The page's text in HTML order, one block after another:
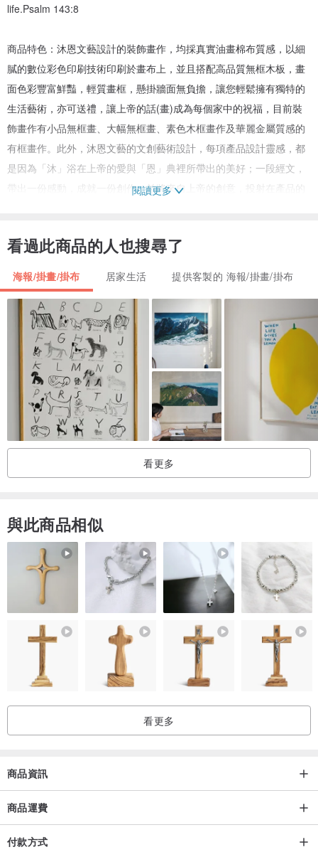
life.Psalm 143:8
商品特色：沐恩文藝設計的裝飾畫作，均採真實油畫棉布質感，以細
膩的數位彩色印刷技術印刷於畫布上，並且搭配高品質無框木板，畫
面色彩豐富鮮豔，輕質畫框，懸掛牆面無負擔，讓您輕鬆擁有獨特的
生活藝術，亦可送禮，讓上帝的話(畫)成為每個家中的祝福，目前裝
飾畫作有小品無框畫、大幅無框畫、素色木框畫作及華麗金屬質感的
有框畫作。此外，沐恩文藝的文創藝術設計，每項產品設計靈感，都
是因為「沐」浴在上帝的愛與「恩」典裡所帶出的美好；一段經文，
帶出一份感動，成就一份創作，並將來自上帝的創意，投射在產品的
遞，讓人心可以被溫暖，真實感受到上帝的愛與呵護，沐恩獨創的福
的東西，更是一份充滿溫度的祝福。
材質：油畫布原木裱框、掛繩
產地：台灣
製造方式：手繪&印刷&手工訂製
注意事項：吊掛懸掛時請小心，清潔時以乾布稍微擦拭即可，請勿使
用濕布擦拭。
閱讀更多
看過此商品的人也搜尋了
海報/掛畫/掛布 居家生活 提供客製的 海報/掛畫/掛布
看更多
與此商品相似
看更多
商品資訊
商品運費
付款方式